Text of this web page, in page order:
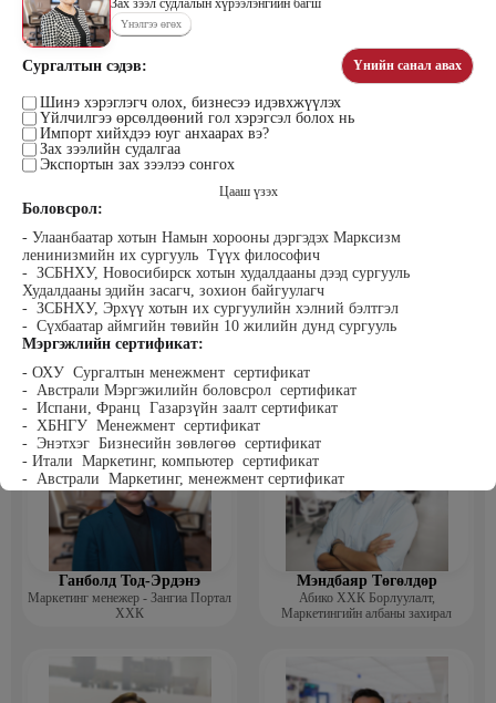
Зах зээл судлалын хүрээлэнгийн багш
Үнэлгээ өгөх
Сургалтын сэдэв: Үнийн санал авах
Шинэ хэрэглэгч олох, бизнесээ идэвхжүүлэх
Үйлчилгээ өрсөлдөөний гол хэрэгсэл болох нь
Импорт хийхдээ юуг анхаарах вэ?
Зах зээлийн судалгаа
Экспортын зах зээлээ сонгох
Цааш үзэх
Боловсрол:
- Улаанбаатар хотын Намын хорооны дэргэдэх Марксизм
ленинизмийн их сургууль Түүх философич
- ЗСБНХУ, Новосибирск хотын худалдааны дээд сургууль
Худалдааны эдийн засагч, зохион байгуулагч
- ЗСБНХУ, Эрхүү хотын их сургуулийн хэлний бэлтгэл
- Сүхбаатар аймгийн төвийн 10 жилийн дунд сургууль
Мэргэжлийн сертификат:
- ОХУ Сургалтын менежмент сертификат
- Австрали Мэргэжилийн боловсрол сертификат
- Испани, Франц Газарзүйн заалт сертификат
- ХБНГУ Менежмент сертификат
- Энэтхэг Бизнесийн зөвлөгөө сертификат
- Итали Маркетинг, компьютер сертификат
- Австрали Маркетинг, менежмент сертификат
Ажлын туршлага:
- Зах зээл судлалын хүрээлэн Багш
- Монголын үндэсний худалдаа аж үйлдвэрийн танхим
- Худалдаа үйлдвэрийн яамны харьяа Зах зээл судлалын хүрээлэн /
Судлаач, ахлах судлаач, орлогч захирал, багш/
- ХБЯ-ны харьяа Худалдаа, нийтийн хоолны үйлдвэрлэл
шинжилгээний институт /Эрдэм шинжилгээний ажилтан/
Наран анд консалтинг” ХХК-ийн
Захирал
Бээжин Солонгоо
Франклинкови Монгол ХХК
гүйцэтгэх захирал, Манлайллын
Уранбор Сэмбэрүү
Прус Центр ХХК-ийн Хяналт
шинжилгээ үнэлгээний дарга
ISO4500; ISO9001 нэгдсэн
тогтолцооны хэрэгжүүлэгч
Энхбаатар Ичинхорлоо
үүсгэн байгуулагч, Зүрх сэтгэлийн
карьер сургалтын төвийн нийгмийн
ажилтан, сургагч багш
Ганболд Тод-Эрдэнэ
Маркетинг менежер - Зангиа Портал
ХХК
Мэндбаяр Төгөлдөр
Абико ХХК Борлуулалт,
Маркетингийн албаны захирал